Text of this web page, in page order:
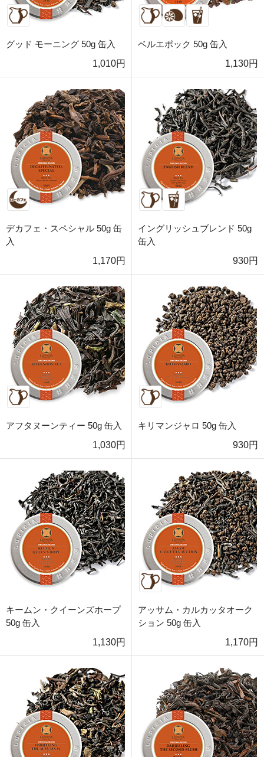
グッド モーニング 50g 缶入
1,010円
ベルエポック 50g 缶入
1,130円
デカフェ・スペシャル 50g 缶
入
1,170円
イングリッシュブレンド 50g
缶入
930円
アフタヌーンティー 50g 缶入
1,030円
キリマンジャロ 50g 缶入
930円
キームン・クイーンズホープ
50g 缶入
1,130円
アッサム・カルカッタオーク
ション 50g 缶入
1,170円